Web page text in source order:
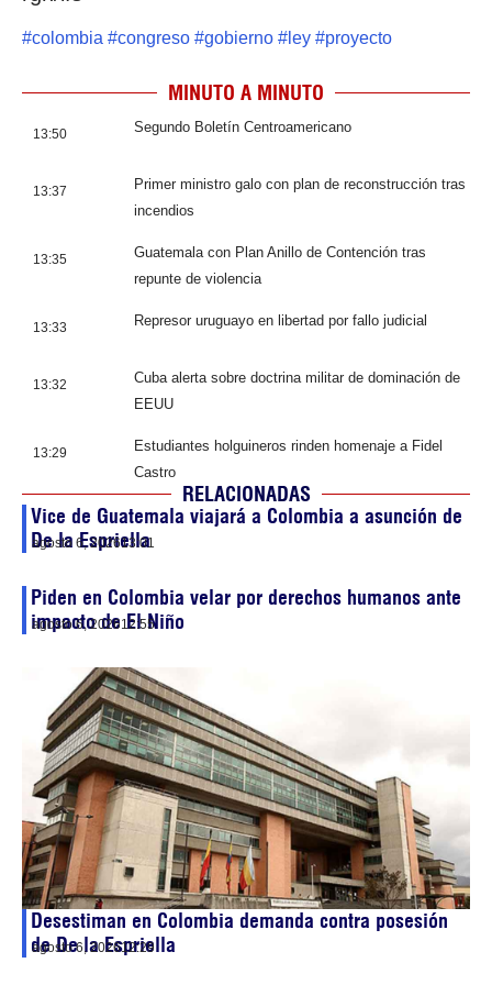
#colombia #congreso #gobierno # ley #proyecto
MINUTO A MINUTO
13:50 Segundo Boletín Centroamericano
13:37
Primer ministro galo con plan de reconstrucción tras
incendios
13:35
Guatemala con Plan Anillo de Contención tras
repunte de violencia
13:33 Represor uruguayo en libertad por fallo judicial
13:32
Cuba alerta sobre doctrina militar de dominación de
EEUU
13:29
Estudiantes holguineros rinden homenaje a Fidel
Castro
RELACIONADAS
Vice de Guatemala viajará a Colombia a asunción de
De la Espriella
agosto 6, 202613:01
Piden en Colombia velar por derechos humanos ante
impacto de El Niño
agosto 6, 202612:55
Desestiman en Colombia demanda contra posesión
de De la Espriella
agosto 6, 202612:29